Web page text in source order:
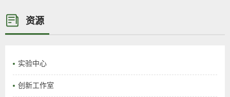
资源
实验中心
创新工作室